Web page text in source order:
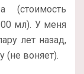
(стоимость
мл). У меня
лет назад,
(не воняет).